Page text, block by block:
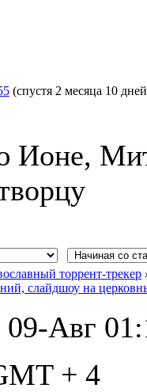
(спустя 2 месяца 10
Ионе,
торрент-трекер
слайдшоу на
09-Авг
+ 4